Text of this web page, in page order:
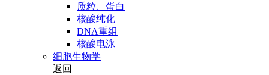
质粒、蛋白
核酸纯化
DNA重组
核酸电泳
细胞生物学
返回